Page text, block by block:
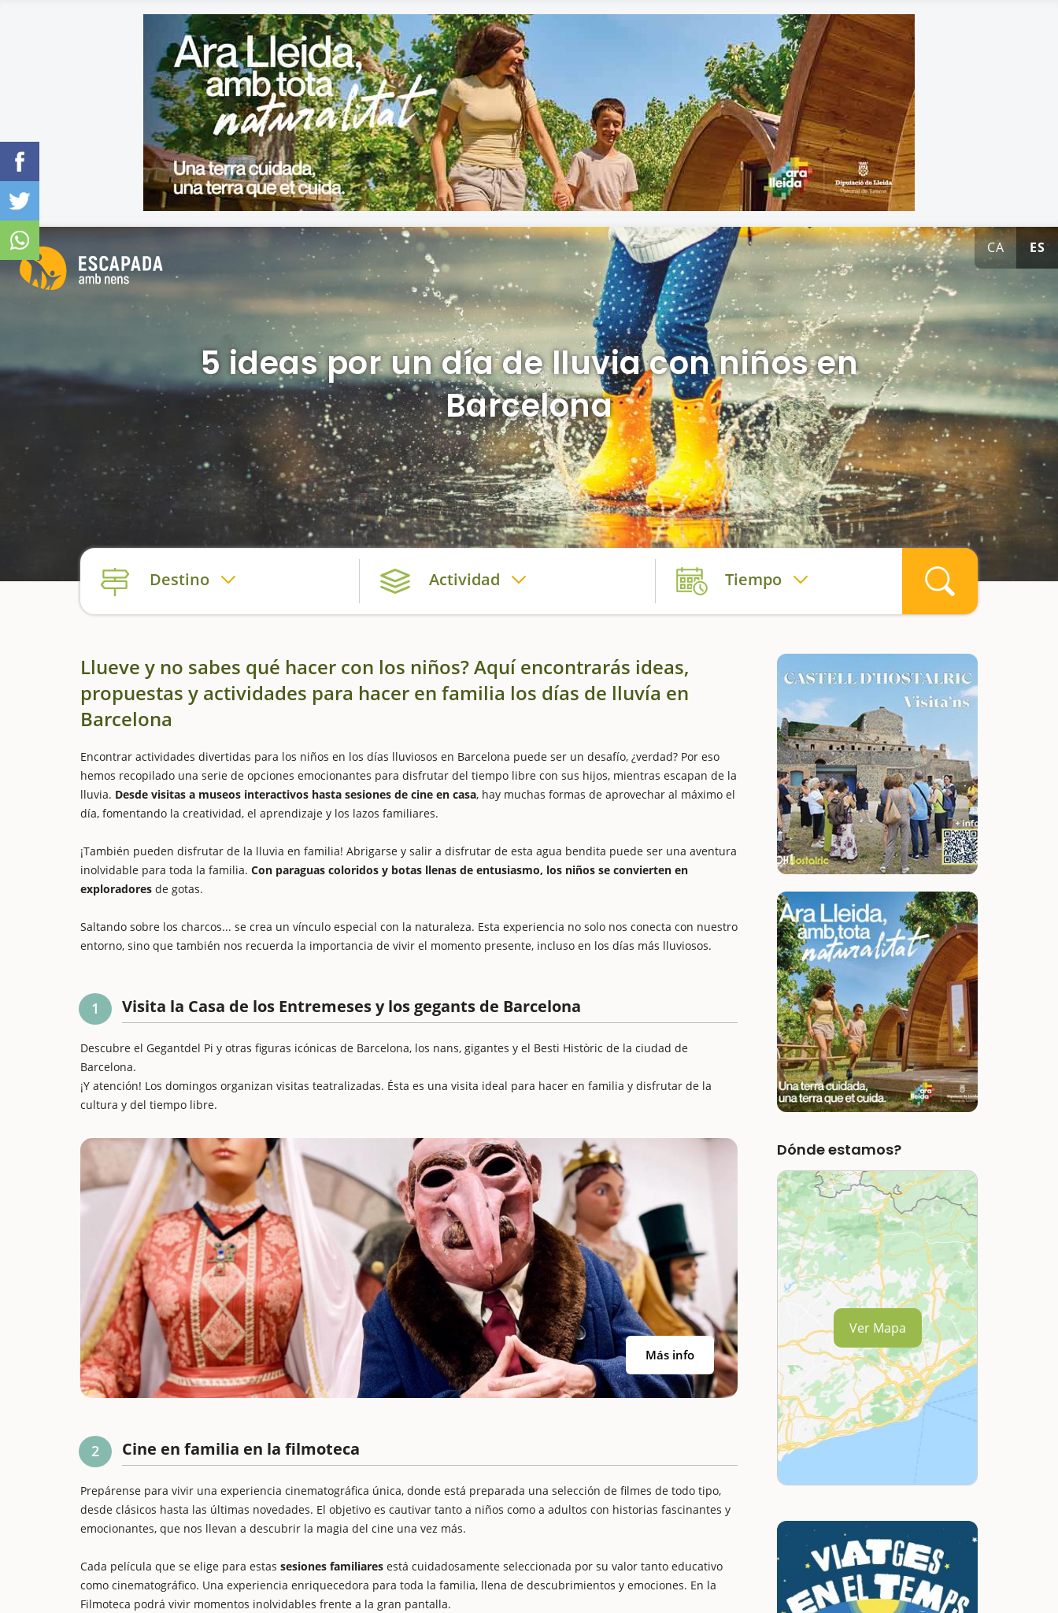
CA ES
5 ideas por un día de lluvia con niños en
Barcelona
Destino Actividad Tiempo
Llueve y no sabes qué hacer con los niños? Aquí encontrarás ideas,
propuestas y actividades para hacer en familia los días de lluvía en
Barcelona
Encontrar actividades divertidas para los niños en los días lluviosos en Barcelona puede ser un desafío, ¿verdad? Por eso
hemos recopilado una serie de opciones emocionantes para disfrutar del tiempo libre con sus hijos, mientras escapan de la
lluvia. Desde visitas a museos interactivos hasta sesiones de cine en casa, hay muchas formas de aprovechar al máximo el
día, fomentando la creatividad, el aprendizaje y los lazos familiares.
¡También pueden disfrutar de la lluvia en familia! Abrigarse y salir a disfrutar de esta agua bendita puede ser una aventura
inolvidable para toda la familia. Con paraguas coloridos y botas llenas de entusiasmo, los niños se convierten en
exploradores de gotas.
Saltando sobre los charcos... se crea un vínculo especial con la naturaleza. Esta experiencia no solo nos conecta con nuestro
entorno, sino que también nos recuerda la importancia de vivir el momento presente, incluso en los días más lluviosos.
1 Visita la Casa de los Entremeses y los gegants de Barcelona
Descubre el Gegantdel Pi y otras figuras icónicas de Barcelona, los nans, gigantes y el Besti Històric de la ciudad de
Barcelona.
¡Y atención! Los domingos organizan visitas teatralizadas. Ésta es una visita ideal para hacer en familia y disfrutar de la
cultura y del tiempo libre.
Más info
2 Cine en familia en la filmoteca
Prepárense para vivir una experiencia cinematográfica única, donde está preparada una selección de filmes de todo tipo,
desde clásicos hasta las últimas novedades. El objetivo es cautivar tanto a niños como a adultos con historias fascinantes y
emocionantes, que nos llevan a descubrir la magia del cine una vez más.
Cada película que se elige para estas sesiones familiares está cuidadosamente seleccionada por su valor tanto educativo
como cinematográfico. Una experiencia enriquecedora para toda la familia, llena de descubrimientos y emociones. En la
Filmoteca podrá vivir momentos inolvidables frente a la gran pantalla.
Dónde estamos?
Ver Mapa